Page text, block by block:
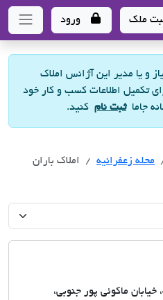
و مشاورین املاکملک ورود
و یا مدیر این آژانس املاک
تکمیل اطلاعات کسب و کار خود
جاماثبت نام کنید.
آژانس های املاک
محله زعفرانیه املاک باران
خیابان ماکوئی پور جنوبی،